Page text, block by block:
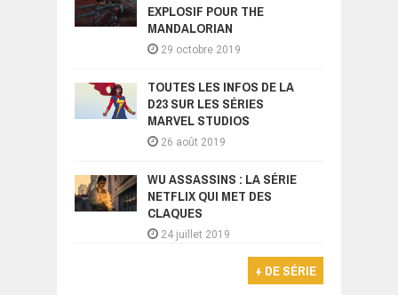
EXPLOSIF POUR THE
MANDALORIAN
29 octobre 2019
TOUTES LES INFOS DE LA
D23 SUR LES SÉRIES
MARVEL STUDIOS
26 août 2019
WU ASSASSINS : LA SÉRIE
NETFLIX QUI MET DES
CLAQUES
24 juillet 2019
+ DE SÉRIE